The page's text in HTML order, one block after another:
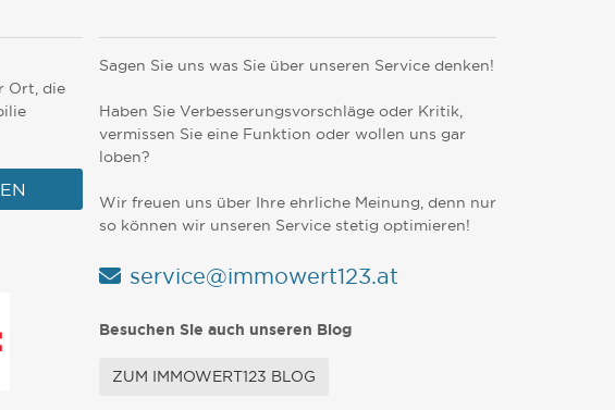
Ort, die
Sagen Sie uns was Sie über unseren Service denken!
Haben Sie Verbesserungsvorschläge oder Kritik,
vermissen Sie eine Funktion oder wollen uns gar
loben?
Wir freuen uns über Ihre ehrliche Meinung, denn nur
so können wir unseren Service stetig optimieren!
service@immowert123.at
Besuchen Sie auch unseren Blog
ZUM IMMOWERT123 BLOG